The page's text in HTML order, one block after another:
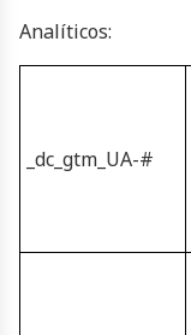
Analíticos:
_dc_gtm_UA-#